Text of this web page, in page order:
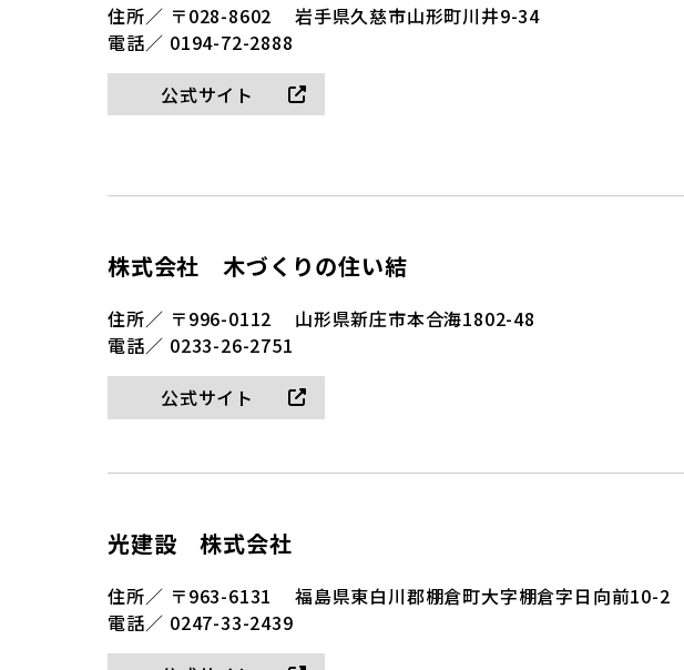
住所／ 〒028-8602
岩手県久慈市山形町川井9-34
電話／ 0194-72-2888
公式サイト
株式会社 木づくりの住い結
住所／ 〒996-0112
山形県新庄市本合海1802-48
電話／ 0233-26-2751
公式サイト
光建設 株式会社
住所／ 〒963-6131
福島県東白川郡棚倉町大字棚倉字日向前10-2
電話／ 0247-33-2439